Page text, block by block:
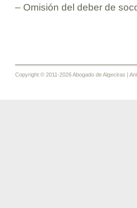
– Omisión del deber de
Copyright © 2011-2026 Abogado de Algeciras |